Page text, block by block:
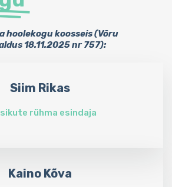
hoolekogu koosseis (Võru
18.11.2025 nr 757):
Siim Rikas
rühma esindaja
Kaino Kõva